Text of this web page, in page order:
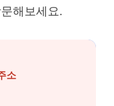
해보세요.
소